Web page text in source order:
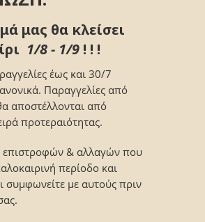
μας θα κλείσει
1/8 - 1/9 ! ! !
έως και 30/7
Παραγγελίες από
αποστέλλονται από
προτεραιότητας.
επιστροφών & αλλαγών που
περίοδο και
συμφωνείτε με αυτούς πριν